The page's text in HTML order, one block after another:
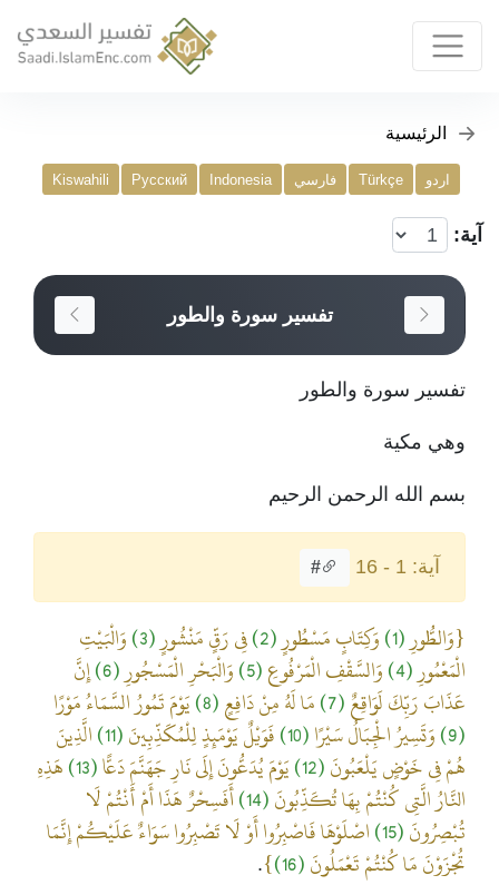
الرئيسية
اردو Türkçe فارسي Indonesia
Русский
Kiswahili
آية:
تفسير سورة والطور
تفسير سورة والطور
وهي مكية
بسم الله الرحمن الرحيم
آية: 1 - 16 #
{وَالطُّورِ(1) وَكِتَابٍ مَسْطُورٍ(2) فِي رَقٍّ مَنْشُورٍ(3) وَالْبَيْتِ
الْمَعْمُورِ(4) وَالسَّقْفِ الْمَرْفُوعِ(5) وَالْبَحْرِ الْمَسْجُورِ(6) إِنَّ
عَذَابَ رَبِّكَ لَوَاقِعٌ(7) مَا لَهُ مِنْ دَافِعٍ(8) يَوْمَ تَمُورُ السَّمَاءُ مَوْرًا
(9)
وَتَسِيرُ الْجِبَالُ سَيْرًا(10) فَوَيْلٌ يَوْمَئِذٍ لِلْمُكَذِّبِينَ(11)
الَّذِينَ
هُمْ فِي خَوْضٍ يَلْعَبُونَ(12) يَوْمَ يُدَعُّونَ إِلَى نَارِ جَهَنَّمَ دَعًّا(13)
هَذِهِ
النَّارُ الَّتِي كُنْتُمْ بِهَا تُكَذِّبُونَ(14)
أَفَسِحْرٌ هَذَا أَمْ أَنْتُمْ لَا
تُبْصِرُونَ(15)
اصْلَوْهَا فَاصْبِرُوا أَوْ لَا تَصْبِرُوا سَوَاءٌ عَلَيْكُمْ إِنَّمَا
تُجْزَوْنَ مَا كُنْتُمْ تَعْمَلُونَ(16)
}
.